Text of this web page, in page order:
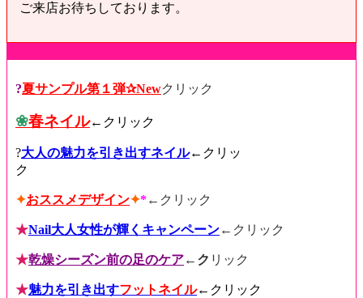
ご来店お待ちしております。
?夏サンプル第１弾✰Newクリック
❀春ネイル←クリック
?大人の魅力を引き出すネイル← クリッ
ク
✦おススメデザイン✦*← クリック
★Nail大人女性が輝くキャンペーン←クリック
★乾燥シーズン前の足のケア←ク リック
★魅力を引き出すフットネイル← クリック